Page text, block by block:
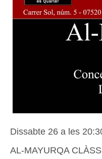
Dissabte 26 a les
AL-MAYURQA